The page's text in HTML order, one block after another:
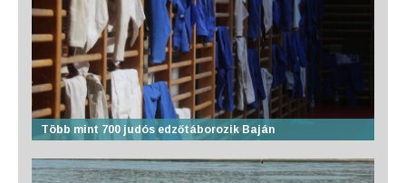
Több mint 700 judós edzőtáborozik Baján